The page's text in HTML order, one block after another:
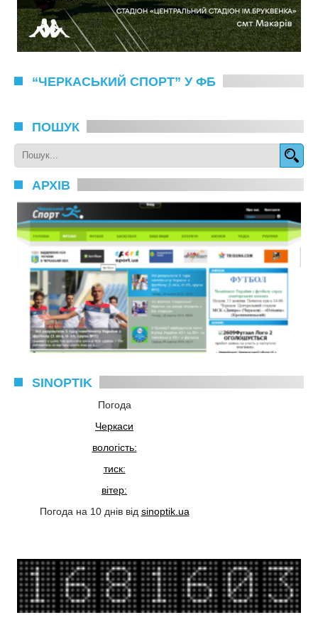
“ЧЕРКАСЬКИЙ СПОРТ” У ФБ
ПОШУК
АРХІВ
SINOPTIK
Погода
Черкаси
вологість:
тиск:
вітер:
Погода на 10 днів від sinoptik.ua